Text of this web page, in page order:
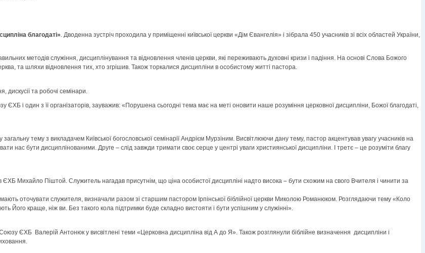
благодаті». Дводенна зустріч проходила у приміщенні київської церкви «Дім Євангелія» і зібрала 450 учасників зі всіх областей України,
методів служіння, дисциплінування та відновлення членів церкви, які переживають духовні кризи і падіння. На основі Слова Божого
та шляхи відновлення тих, хто згрішив. Також торкалися дисципліни в особистому житті пастора.
та робочі семінари.
ЄХБ і один з її організаторів, зауважив: «Порушена сьогодні тема має на меті оновити наше розуміння церковної дисципліни, Божої благодаті,
тему з викладачем Київської богословської семінарії Андрієм Мурзіним. Висвітлюючи дану тему, пастор акцентував увагу учасників на
бути дисциплінованими. Друге – слід завжди тримати своє серце у центрі уваги християнської дисципліни. І третє – це розуміти благу
ЄХБ Михайло Піштой. Служитель нагадав присутнім, що ціна особистої дисципліні надто висока – бути схожим на свого Вчителя і чинити за
оточувати служителя, визначали разом зі старшим пастором Ірпінської біблійної церкви Миколою Романюком. Розглядаючи тему «Коло
Його краще, ніж ви. Без такого кола підтримки буде складно вистояти і бути успішним у служінні».
ЄХБ Валерій Антонюк у висвітлені теми «Церковна дисципліна від А до Я». Також розглянули біблійне визначення дисципліни і